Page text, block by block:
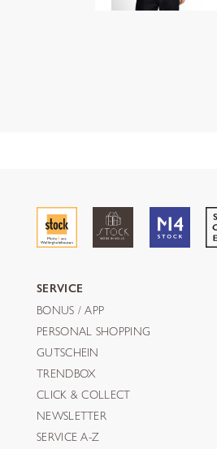
SERVICE
BONUS / APP
PERSONAL SHOPPING
GUTSCHEIN
TRENDBOX
CLICK & COLLECT
NEWSLETTER
SERVICE A-Z